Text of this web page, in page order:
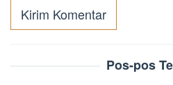
Pos-pos